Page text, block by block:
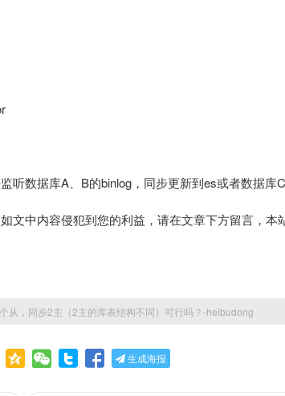
听数据库A、B的binlog，同步更新到es或者数据库
文中内容侵犯到您的利益，请在文章下方留言，本
从，同步2主（2主的库表结构不同）可行吗？-heibudong
生成海报